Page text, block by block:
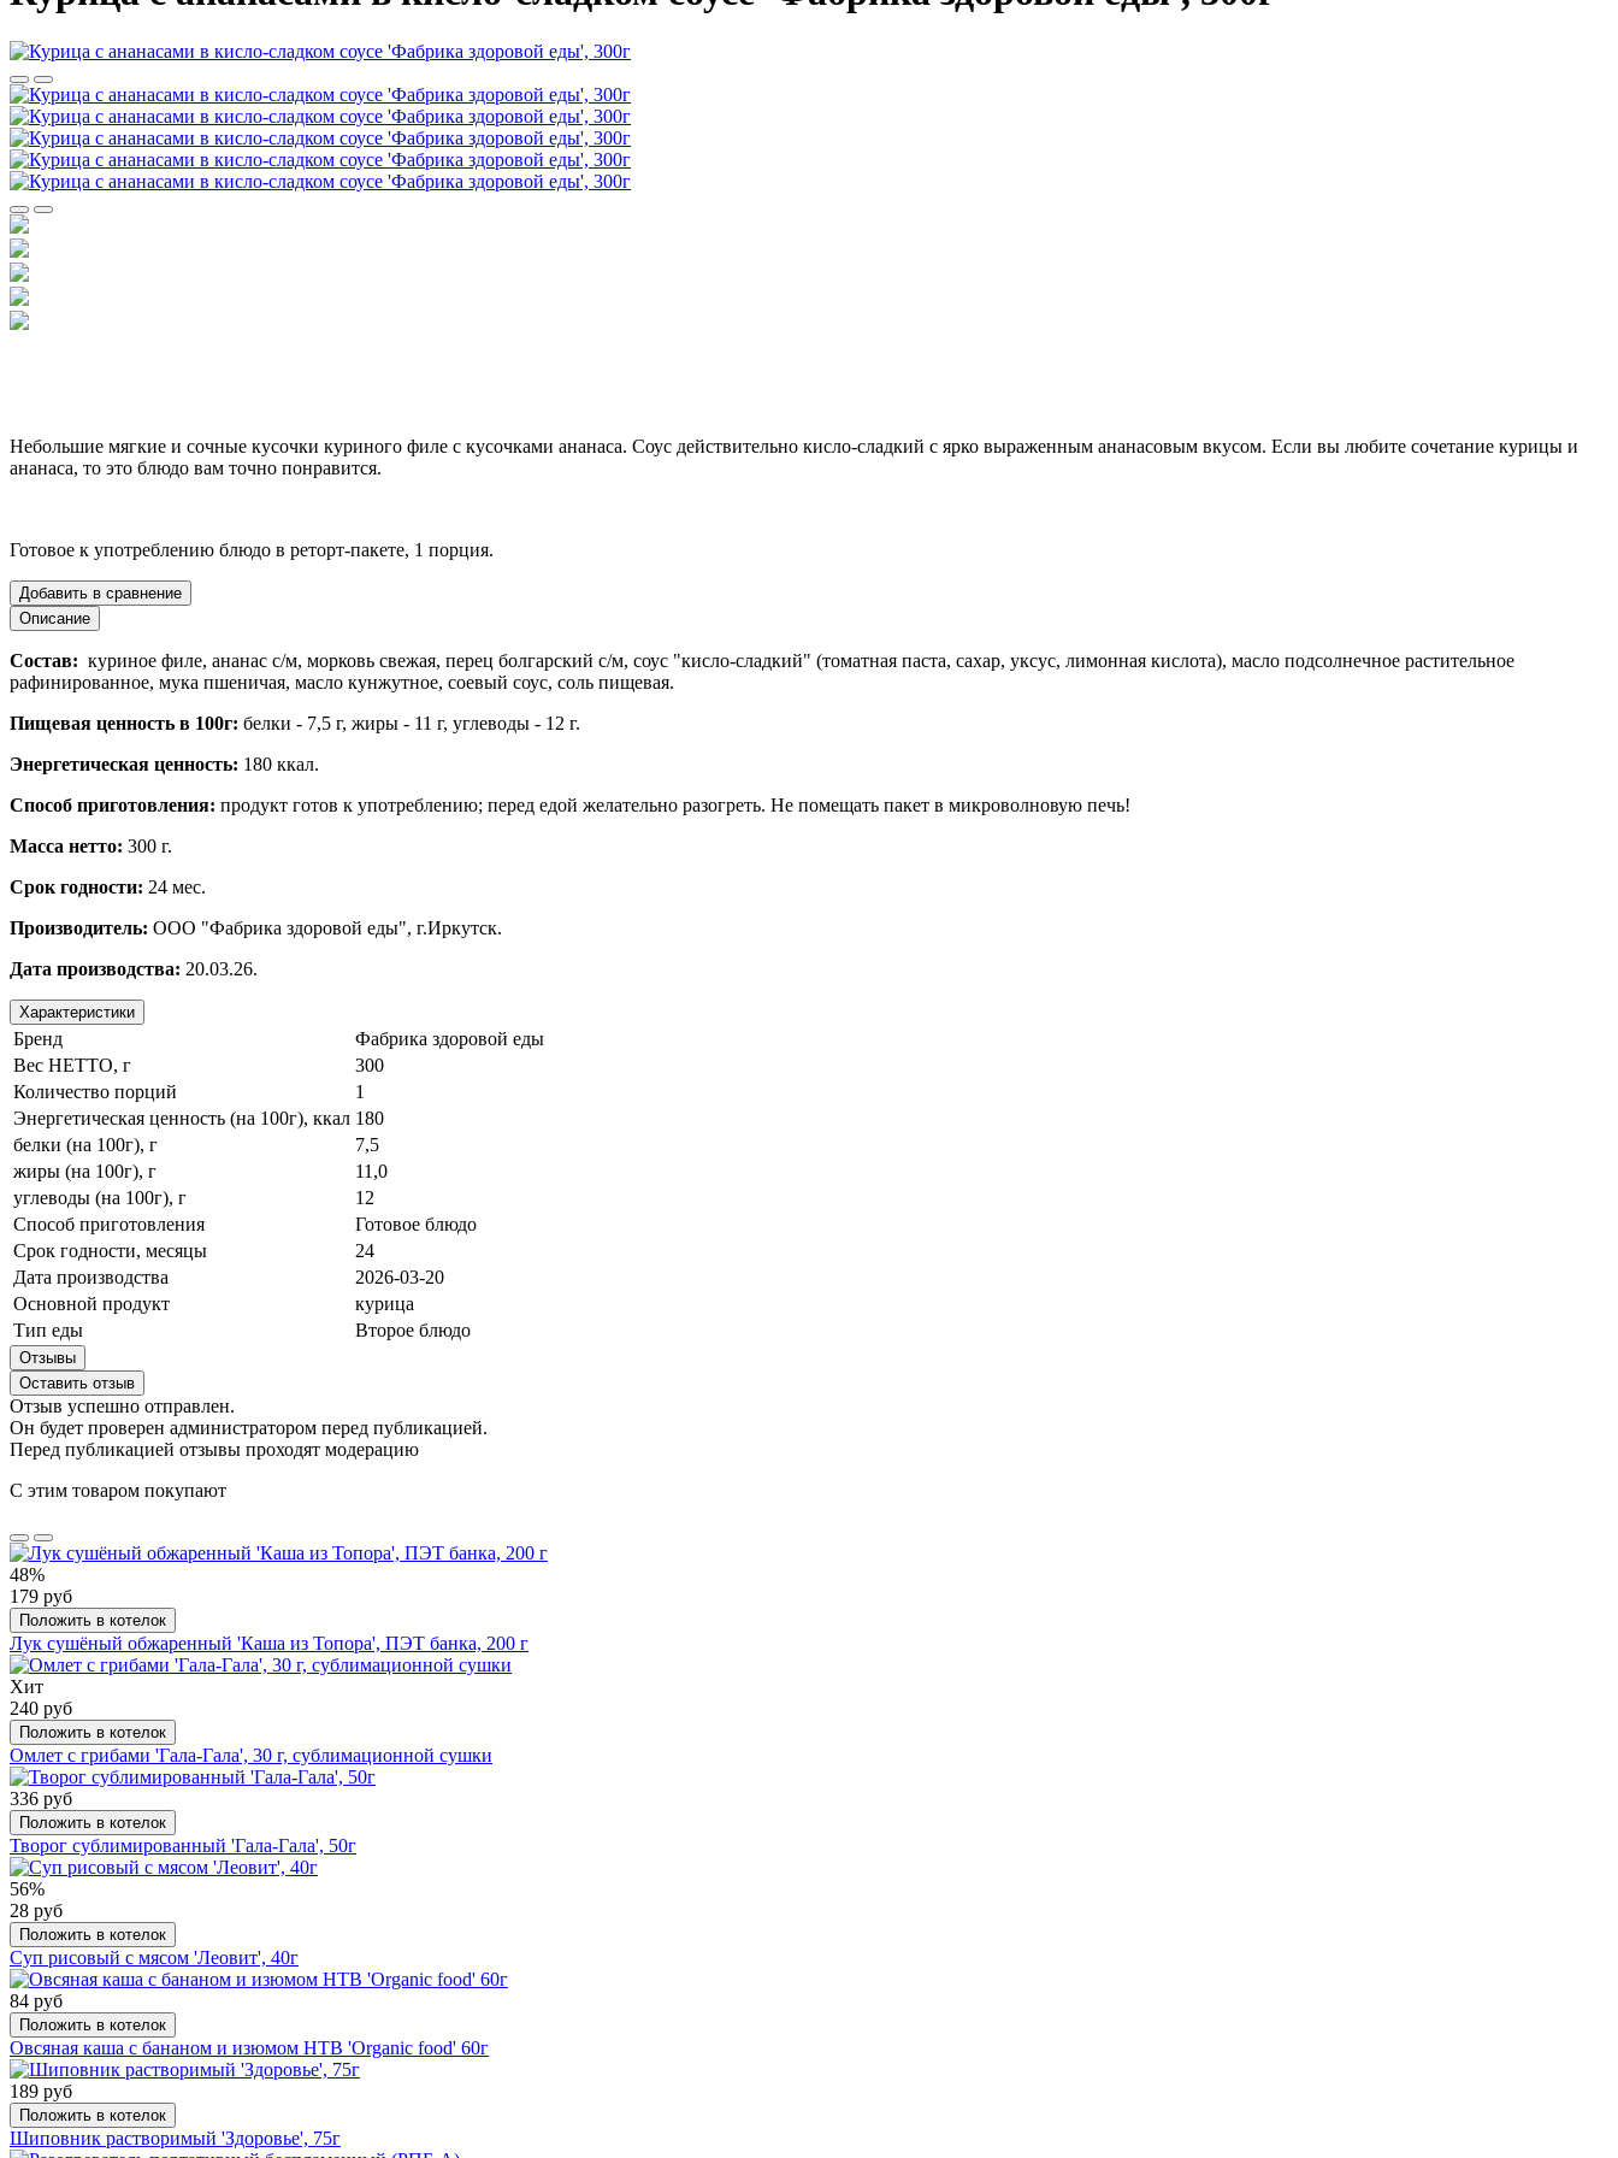
Небольшие мягкие и сочные кусочки куриного филе с кусочками ананаса. Соус действительно кисло-сладкий с ярко выраженным ананасовым вкусом. Если вы любите сочетание курицы и
ананаса, то это блюдо вам точно понравится.
Готовое к употреблению блюдо в реторт-пакете, 1 порция.
Добавить в сравнение
Описание
Состав: куриное филе, ананас с/м, морковь свежая, перец болгарский с/м, соус "кисло-сладкий" (томатная паста, сахар, уксус, лимонная кислота), масло подсолнечное растительное
рафинированное, мука пшеничая, масло кунжутное, соевый соус, соль пищевая.
Пищевая ценность в 100г: белки - 7,5 г, жиры - 11 г, углеводы - 12 г.
Энергетическая ценность: 180 ккал.
Способ приготовления: продукт готов к употреблению; перед едой желательно разогреть. Не помещать пакет в микроволновую печь!
Масса нетто: 300 г.
Срок годности: 24 мес.
Производитель: ООО "Фабрика здоровой еды", г.Иркутск.
Дата производства: 20.03.26.
Характеристики
Бренд
Фабрика здоровой еды
Вес НЕТТО, г
300
Количество порций
1
Энергетическая ценность (на 100г), ккал 180
белки (на 100г), г
7,5
жиры (на 100г), г
11,0
углеводы (на 100г), г
12
Способ приготовления
Готовое блюдо
Срок годности, месяцы
24
Дата производства
2026-03-20
Основной продукт
курица
Тип еды
Второе блюдо
Отзывы
Оставить отзыв
Отзыв успешно отправлен.
Он будет проверен администратором перед публикацией.
Перед публикацией отзывы проходят модерацию
С этим товаром покупают
48%
179 руб
Положить в котелок
Лук сушёный обжаренный 'Каша из Топора', ПЭТ банка, 200 г
Хит
240 руб
Положить в котелок
Омлет с грибами 'Гала-Гала', 30 г, сублимационной сушки
336 руб
Положить в котелок
Творог сублимированный 'Гала-Гала', 50г
56%
28 руб
Положить в котелок
Суп рисовый с мясом 'Леовит', 40г
84 руб
Положить в котелок
Овсяная каша с бананом и изюмом НТВ 'Organic food' 60г
189 руб
Положить в котелок
Шиповник растворимый 'Здоровье', 75г